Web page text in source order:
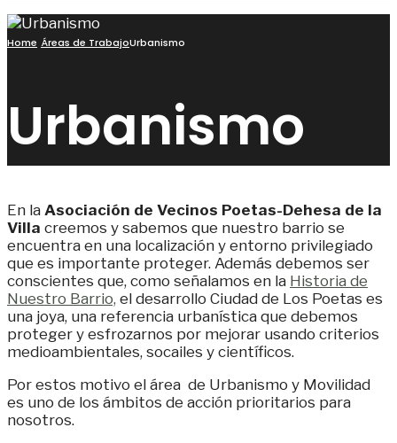
Home Áreas de TrabajoUrbanismo
Urbanismo
En la Asociación de Vecinos Poetas-Dehesa de la
Villa creemos y sabemos que nuestro barrio se
encuentra en una localización y entorno privilegiado
que es importante proteger. Además debemos ser
conscientes que, como señalamos en la Historia de
Nuestro Barrio, el desarrollo Ciudad de Los Poetas es
una joya, una referencia urbanística que debemos
proteger y esfrozarnos por mejorar usando criterios
medioambientales, socailes y científicos.
Por estos motivo el área de Urbanismo y Movilidad
es uno de los ámbitos de acción prioritarios para
nosotros.